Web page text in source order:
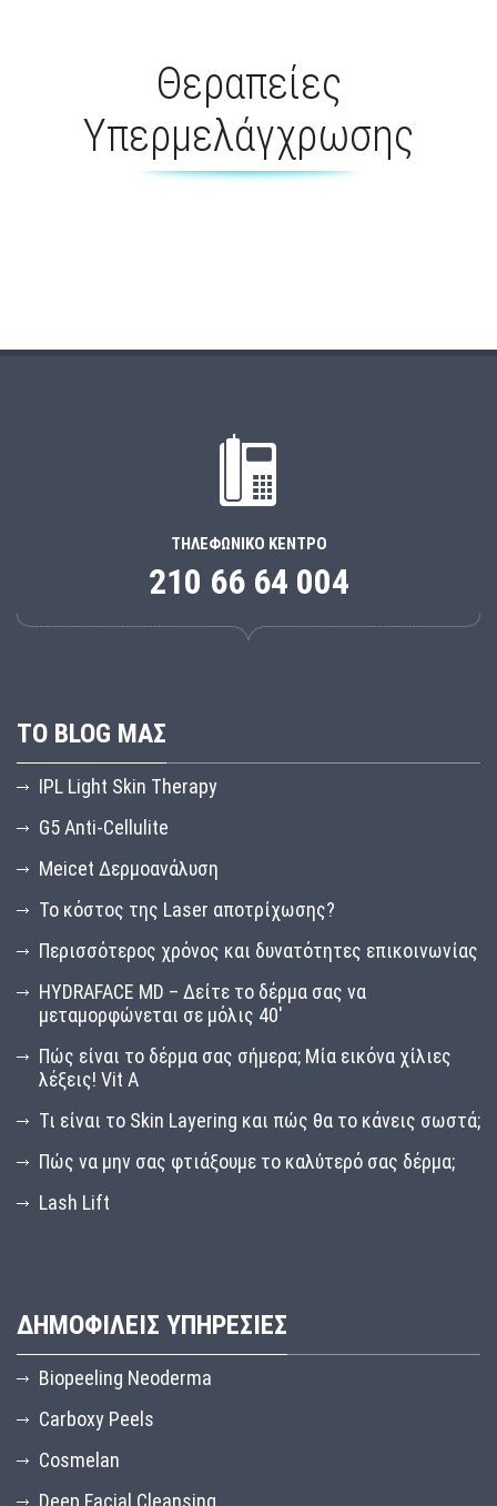
Θεραπείες
Υπερμελάγχρωσης
ΤΗΛΕΦΩΝΙΚΌ ΚΈΝΤΡΟ
210 66 64 004
ΤΟ BLOG ΜΑΣ
IPL Light Skin Therapy
G5 Anti-Cellulite
Meicet Δερμοανάλυση
Το κόστος της Laser αποτρίχωσης?
Περισσότερος χρόνος και δυνατότητες επικοινωνίας
HYDRAFACE MD – Δείτε το δέρμα σας να
μεταμορφώνεται σε μόλις 40′
Πώς είναι το δέρμα σας σήμερα; Μία εικόνα χίλιες
λέξεις! Vit A
Τι είναι το Skin Layering και πώς θα το κάνεις σωστά;
Πώς να μην σας φτιάξουμε το καλύτερό σας δέρμα;
Lash Lift
ΔΗΜΟΦΙΛΕΙΣ ΥΠΗΡΕΣΙΕΣ
Biopeeling Neoderma
Carboxy Peels
Cosmelan
Deep Facial Cleansing